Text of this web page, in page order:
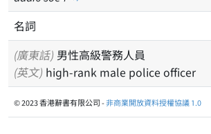
名詞
(廣東話) 男性高級警務人員
(英文) high-rank male police officer
© 2023 香港辭書有限公司 -非商業開放資料授權協議 1.0